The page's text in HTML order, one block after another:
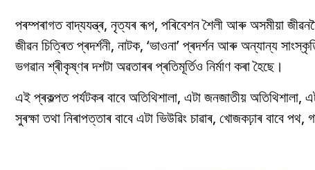
পৰম্পৰাগত বাদ্যযন্ত্ৰ, নৃত্যৰ ৰূপ, পৰিবেশন শৈলী আৰু অসমীয়া
জীৱন চিত্ৰিত প্ৰদৰ্শনী, নাটক, ‘ভাওনা’ প্ৰদৰ্শন আৰু অন্যান্য
ভগৱান শ্ৰীকৃষ্ণৰ দশটা অৱতাৰৰ প্ৰতিমূৰ্তিও নিৰ্মাণ কৰা হৈছে।
এই প্ৰকল্পত পৰ্যটকৰ বাবে অতিথিশালা, এটা জনজাতীয় অতিথিশালা,
সুৰক্ষা তথা নিৰাপত্তাৰ বাবে এটা ভিউৱিং চাৱাৰ, খোজকঢ়াৰ বাবে পথ,